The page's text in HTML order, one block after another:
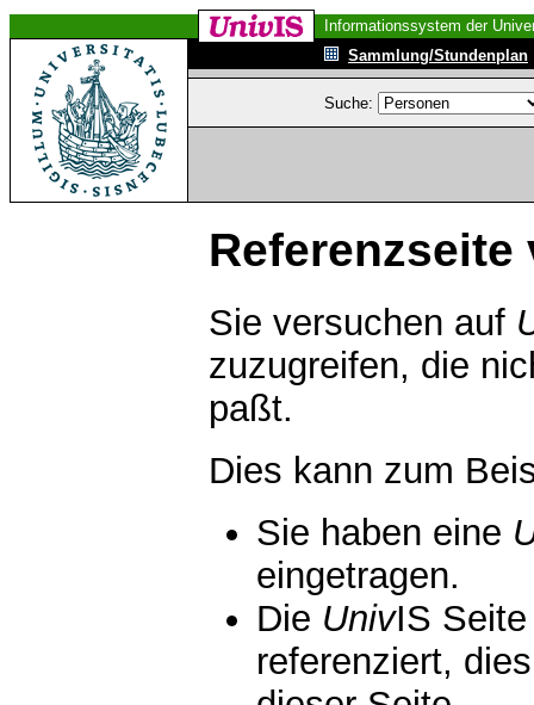
Informationssystem der
Sammlung/Stundenplan
Suche:
Referenzseite
Sie versuchen auf
zuzugreifen, die
paßt.
Dies kann zum
Sie haben eine
eingetragen.
Die UnivIS
referenziert,